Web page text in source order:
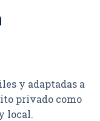
y adaptadas a
privado como
local.